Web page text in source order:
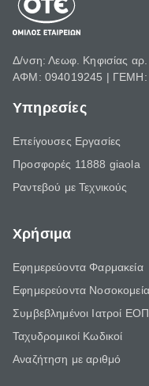
Δ/νση: Λεωφ. Κηφισίας
ΑΦΜ: 094019245 | ΓΕΜΗ:
Υπηρεσίες
Επείγουσες Εργασίες
Προσφορές 11888 giaola
Ραντεβού με Τεχνικούς
Χρήσιμα
Εφημερεύοντα Φαρμακεία
Εφημερεύοντα Νοσοκομεία
Συμβεβλημένοι Ιατροί
Ταχυδρομικοί Κωδικοί
Αναζήτηση με αριθμό